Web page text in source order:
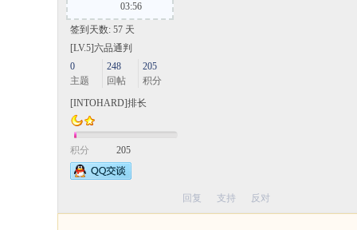
03:56
签到天数: 57 天
[LV.5]六品通判
0
主题
248
回帖
205
积分
[INTOHARD]排长
积分 205
回复 支持 反对